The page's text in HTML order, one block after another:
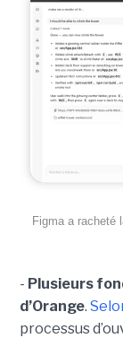
Figma a racheté
- Plusieurs
d’Orange.
processus